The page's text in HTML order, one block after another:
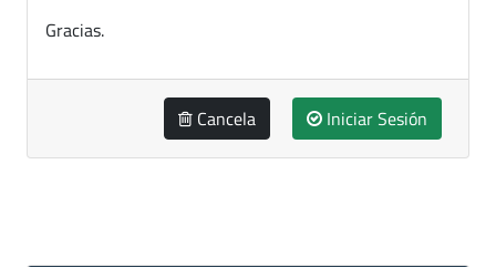
Gracias.
Cancela Iniciar Sesión